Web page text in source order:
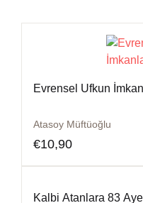
Evrensel Ufkun
Atasoy Müftüoğlu
€10,90
Kalbi Atanlara 83